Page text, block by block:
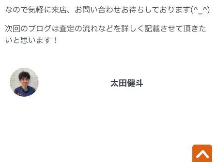
なので気軽に来店、お問い合わせお待ちしております(^_^)
次回のブログは査定の流れなどを詳しく記載させて頂きた
いと思います！
太田健斗